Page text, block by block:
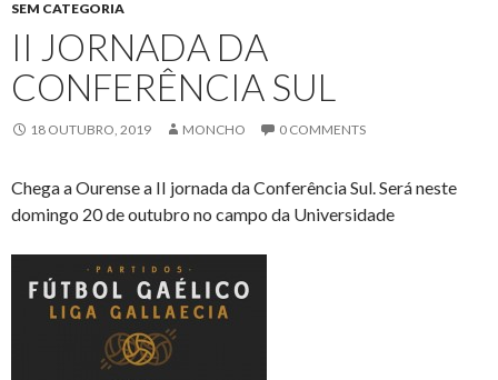
SEM CATEGORIA
II JORNADA DA
CONFERÊNCIA SUL
18 OUTUBRO, 2019 MONCHO 0 COMMENTS
Chega a Ourense a II jornada da Conferência Sul. Será neste
domingo 20 de outubro no campo da Universidade